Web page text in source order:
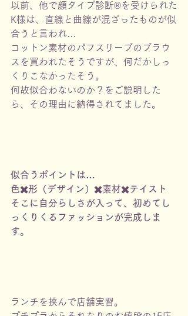
以前、他で顔タイプ診断®︎を受けられた
K様は、直線と曲線が混ざったものが似
合うと言われ…
コットン素材のパフスリーブのブラウ
スを買われたそうですが、何だかしっ
くりこなかったそう。
何故似合わないのか？をご説明した
ら、その理由に納得されてました。
似合うポイントは…
色✖️形（デザイン）✖️素材✖️テイスト
そこに自分らしさが入って、初めてし
っくりくるファッションが完成しま
す。
ランチを挟んで店舗実習。